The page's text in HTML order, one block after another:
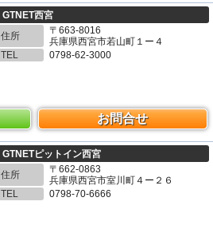
GTNET西宮
住所
〒663-8016
兵庫県西宮市若山町１ー４
TEL
0798-62-3000
お問合せ
GTNETピットイン西宮
住所
〒662-0863
兵庫県西宮市室川町４ー２６
TEL
0798-70-6666